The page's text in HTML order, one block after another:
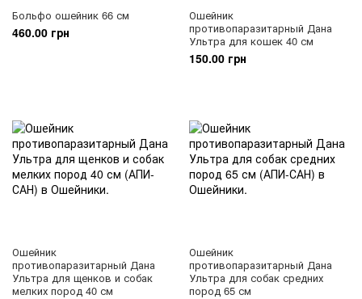
Больфо ошейник 66 см
460.00 грн
Ошейник
противопаразитарный Дана
Ультра для кошек 40 см
150.00 грн
Ошейник
противопаразитарный Дана
Ультра для щенков и собак
мелких пород 40 см
Ошейник
противопаразитарный Дана
Ультра для собак средних
пород 65 см